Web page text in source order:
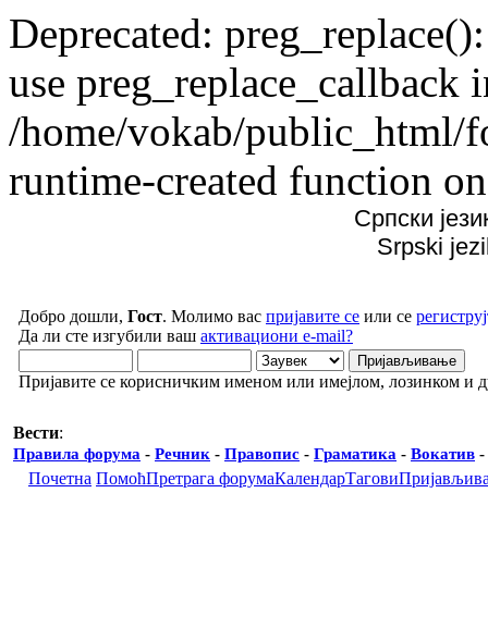
Deprecated:
use preg_replace_callback
/home/vokab/public_html/
runtime-created function
Српски
Srpski
Добро дошли, Гост. Молимо вас пријавите се или се
Да ли сте изгубили ваш активациони e-mail?
Пријавите се корисничким именом или имејлом, лозинком и
Вести:
Правила форума - Речник - Правопис - Граматика - Вокатив -
Почетна ПомоћПретрага форумаКалендарТагови